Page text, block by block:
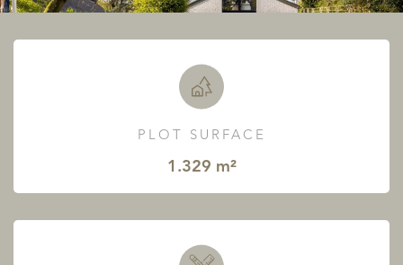
PLOT SURFACE
1.329 m²